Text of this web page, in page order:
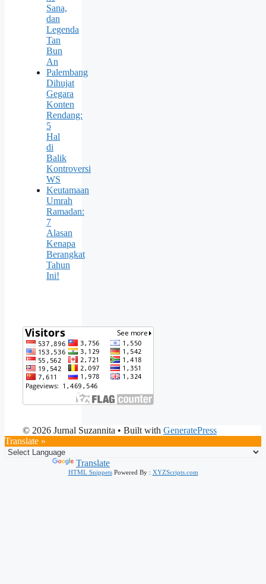
Sana,
dan
Legenda
Tan
Bun
An
Palembang
Dihujat
Gegara
Konten
Rendang:
5
Hal
di
Balik
Kontroversi
WS
Keutamaan
Umrah
Ramadan:
7
Alasan
Kenapa
Berangkat
Tahun
Ini!
© 2026 Jurnal Suzannita • Built with GeneratePress
Translate »
Translate
HTML SnippetsPowered By : XYZScripts.com